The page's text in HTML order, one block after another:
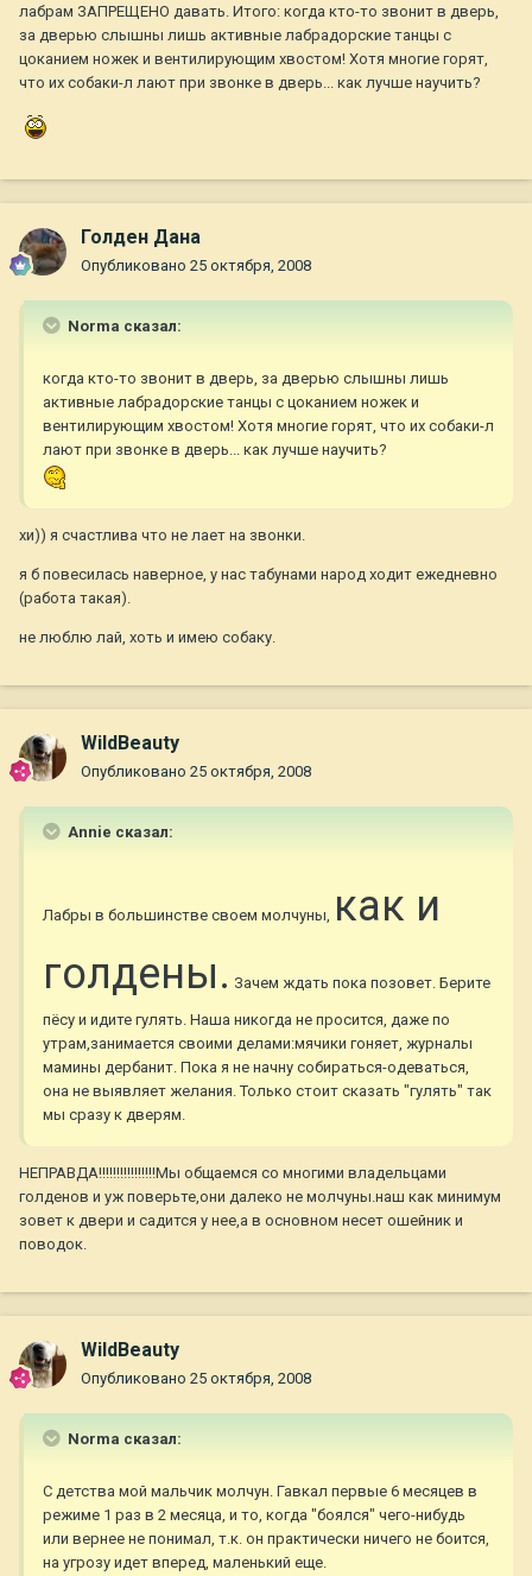
лабрам ЗАПРЕЩЕНО давать. Итого: когда кто-то звонит в дверь,
за дверью слышны лишь активные лабрадорские танцы с
цоканием ножек и вентилирующим хвостом! Хотя многие горят,
что их собаки-л лают при звонке в дверь... как лучше научить?
Голден Дана
Опубликовано 25 октября, 2008
Norma сказал:
когда кто-то звонит в дверь, за дверью слышны лишь
активные лабрадорские танцы с цоканием ножек и
вентилирующим хвостом! Хотя многие горят, что их собаки-л
лают при звонке в дверь... как лучше научить?
хи)) я счастлива что не лает на звонки.
я б повесилась наверное, у нас табунами народ ходит ежедневно
(работа такая).
не люблю лай, хоть и имею собаку.
WildBeauty
Опубликовано 25 октября, 2008
Annie сказал:
Лабры в большинстве своем молчуны, как и
голдены. Зачем ждать пока позовет. Берите
пёсу и идите гулять. Наша никогда не просится, даже по
утрам,занимается своими делами:мячики гоняет, журналы
мамины дербанит. Пока я не начну собираться-одеваться,
она не выявляет желания. Только стоит сказать "гулять" так
мы сразу к дверям.
НЕПРАВДА!!!!!!!!!!!!!!!!Мы общаемся со многими владельцами
голденов и уж поверьте,они далеко не молчуны.наш как минимум
зовет к двери и садится у нее,а в основном несет ошейник и
поводок.
WildBeauty
Опубликовано 25 октября, 2008
Norma сказал:
С детства мой мальчик молчун. Гавкал первые 6 месяцев в
режиме 1 раз в 2 месяца, и то, когда "боялся" чего-нибудь
или вернее не понимал, т.к. он практически ничего не боится,
на угрозу идет вперед, маленький еще.